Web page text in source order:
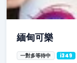
緬甸可樂
一對多等待中 i349